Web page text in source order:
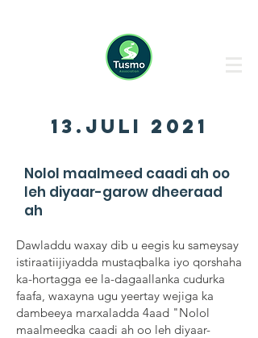
13.juli 2021
Nolol maalmeed caadi ah oo
leh diyaar-garow dheeraad
ah
Dawladdu waxay dib u eegis ku sameysay
istiraatiijiyadda mustaqbalka iyo qorshaha
ka-hortagga ee la-dagaallanka cudurka
faafa, waxayna ugu yeertay wejiga ka
dambeeya marxaladda 4aad "Nolol
maalmeedka caadi ah oo leh diyaar-